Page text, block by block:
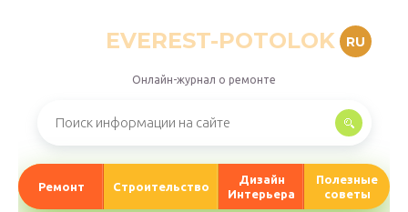
EVEREST-POTOLOK RU
Онлайн-журнал о ремонте
Ремонт Строительство
Дизайн
Интерьера
Полезные
советы